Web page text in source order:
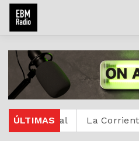
ÚLTIMAS
Digital La Corriente